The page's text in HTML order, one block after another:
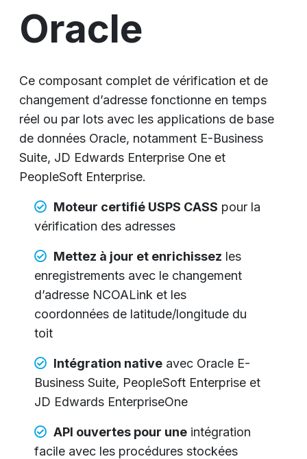
Oracle
Ce composant complet de vérification et de
changement d’adresse fonctionne en temps
réel ou par lots avec les applications de base
de données Oracle, notamment E-Business
Suite, JD Edwards Enterprise One et
PeopleSoft Enterprise.
Moteur certifié USPS CASS pour la
vérification des adresses
Mettez à jour et enrichissez les
enregistrements avec le changement
d’adresse NCOALink et les
coordonnées de latitude/longitude du
toit
Intégration native avec Oracle E-
Business Suite, PeopleSoft Enterprise et
JD Edwards EnterpriseOne
API ouvertes pour une intégration
facile avec les procédures stockées